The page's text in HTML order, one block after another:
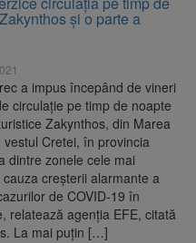
pentru
timpul
DN1E Brașov
Două
de
în toată țara,
şi o parte a
a impus începând de vineri
circulaţie pe timp de noapte
Zakynthos, din Marea
vestul Cretei, în provincia
dintre zonele cele mai
creşterii alarmante a
de COVID-19 în
relatează agenţia EFE, citată
La mai puţin […]